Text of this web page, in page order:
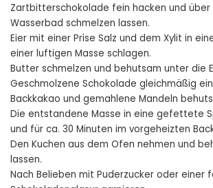
Zartbitterschokolade fein hacken und
Wasserbad schmelzen lassen.
Eier mit einer Prise Salz und dem Xylit in
einer luftigen Masse schlagen.
Butter schmelzen und behutsam unter die
Geschmolzene Schokolade gleichmäßig
Backkakao und gemahlene Mandeln
Die entstandene Masse in eine gefettete
und für ca. 30 Minuten im vorgeheizten
Den Kuchen aus dem Ofen nehmen und
lassen.
Nach Belieben mit Puderzucker oder einer